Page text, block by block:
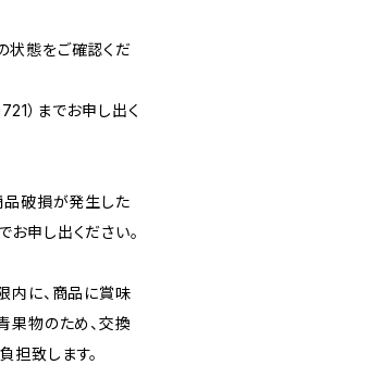
状態をご確認くだ
）までお申し出く
品破損が発生した
申し出ください。
内に、商品に賞味
果物のため、交換
致します。